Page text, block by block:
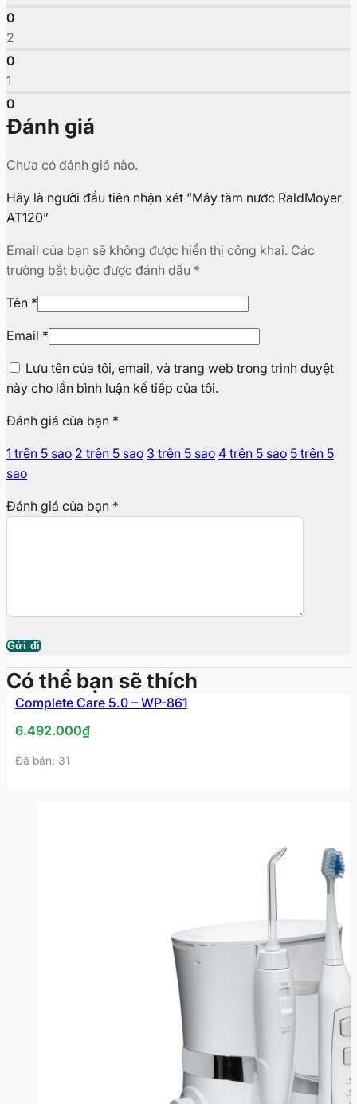
0
2
0
1
0
Đánh giá
Chưa có đánh giá nào.
Hãy là người đầu tiên nhận xét “Máy tăm nước RaldMoyer
AT120”
Email của bạn sẽ không được hiển thị công khai. Các
trường bắt buộc được đánh dấu *
Tên *
Email *
Lưu tên của tôi, email, và trang web trong trình duyệt
này cho lần bình luận kế tiếp của tôi.
Đánh giá của bạn *
1 trên 5 sao 2 trên 5 sao 3 trên 5 sao 4 trên 5 sao 5 trên 5
sao
Đánh giá của bạn *
Có thể bạn sẽ thích
Complete Care 5.0 – WP-861
6.492.000₫
Đã bán: 31